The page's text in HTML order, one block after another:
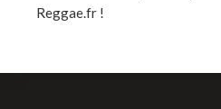
Reggae.fr !